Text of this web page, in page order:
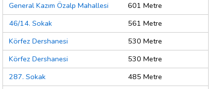
General Kazım Özalp Mahallesi
601 Metre
46/14. Sokak
561 Metre
Körfez Dershanesi
530 Metre
Körfez Dershanesi
530 Metre
287. Sokak
485 Metre